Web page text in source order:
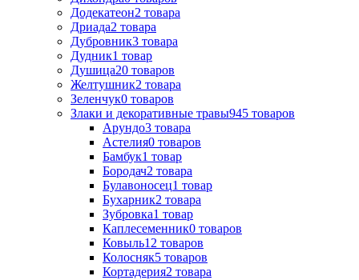
Додекатеон2 товара
Дриада2 товара
Дубровник3 товара
Дудник1 товар
Душица20 товаров
Желтушник2 товара
Зеленчук0 товаров
Злаки и декоративные травы945 товаров
Арундо3 товара
Астелия0 товаров
Бамбук1 товар
Бородач2 товара
Булавоносец1 товар
Бухарник2 товара
Зубровка1 товар
Каплесеменник0 товаров
Ковыль12 товаров
Колосняк5 товаров
Кортадерия2 товара